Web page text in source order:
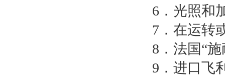
6．光照和
7．在运转
8．法国“
9．进口飞